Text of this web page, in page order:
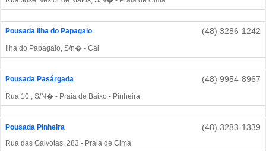
Pousada Ilha do Papagaio (48) 3286-1242
Ilha do Papagaio, S/n� - Cai
Pousada Pasárgada (48) 9954-8967
Rua 10 , S/N� - Praia de Baixo - Pinheira
Pousada Pinheira (48) 3283-1339
Rua das Gaivotas, 283 - Praia de Cima